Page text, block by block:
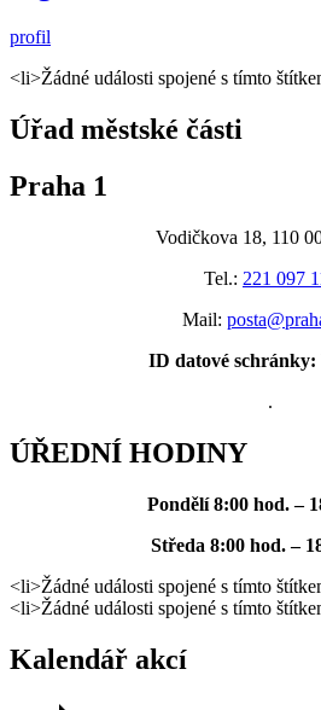
profil
<li>Žádné události spojené s tímto
Úřad městské části
Praha 1
Vodičkova 18, 110
Tel.: 221 097
Mail:
ID datové schránky:
.
ÚŘEDNÍ HODINY
Pondělí 8:00 hod. –
Středa 8:00 hod. –
<li>Žádné události spojené s tímto
<li>Žádné události spojené s tímto
Kalendář akcí